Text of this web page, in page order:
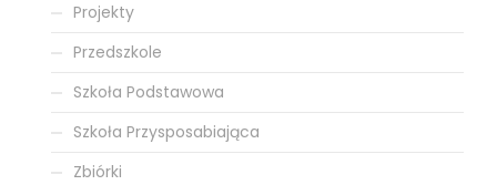
Projekty
Przedszkole
Szkoła Podstawowa
Szkoła Przysposabiająca
Zbiórki